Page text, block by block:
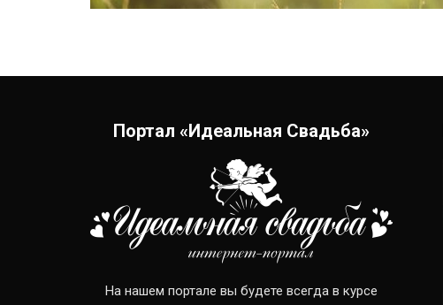
Портал «Идеальная Свадьба»
На нашем портале вы будете всегда в курсе